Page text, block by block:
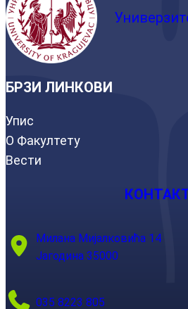
БРЗИ ЛИНКОВИ
Упис
О Факултету
Вести
Милана Мијалковића 14
Јагодина 35000
035 8223 805